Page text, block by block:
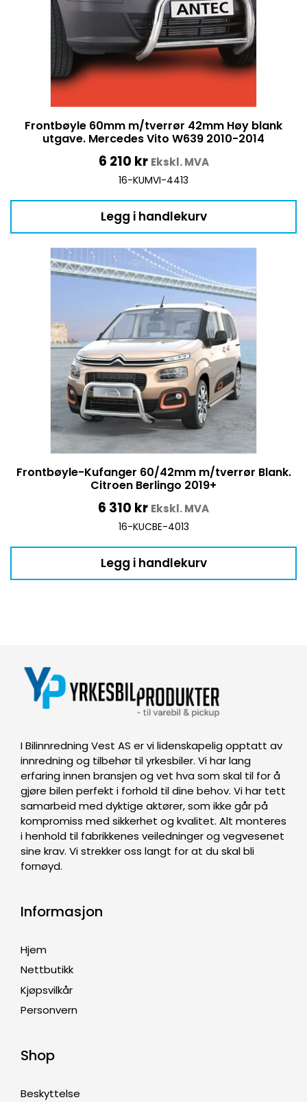
Frontbøyle 60mm m/tverrør 42mm Høy blank
utgave. Mercedes Vito W639 2010-2014
6 210 kr Ekskl. MVA
16-KUMVI-4413
Legg i handlekurv
Frontbøyle-Kufanger 60/42mm m/tverrør Blank.
Citroen Berlingo 2019+
6 310 kr Ekskl. MVA
16-KUCBE-4013
Legg i handlekurv
I Bilinnredning Vest AS er vi lidenskapelig opptatt av
innredning og tilbehør til yrkesbiler. Vi har lang
erfaring innen bransjen og vet hva som skal til for å
gjøre bilen perfekt i forhold til dine behov. Vi har tett
samarbeid med dyktige aktører, som ikke går på
kompromiss med sikkerhet og kvalitet. Alt monteres
i henhold til fabrikkenes veiledninger og vegvesenet
sine krav. Vi strekker oss langt for at du skal bli
fornøyd.
Informasjon
Hjem
Nettbutikk
Kjøpsvilkår
Personvern
Shop
Beskyttelse